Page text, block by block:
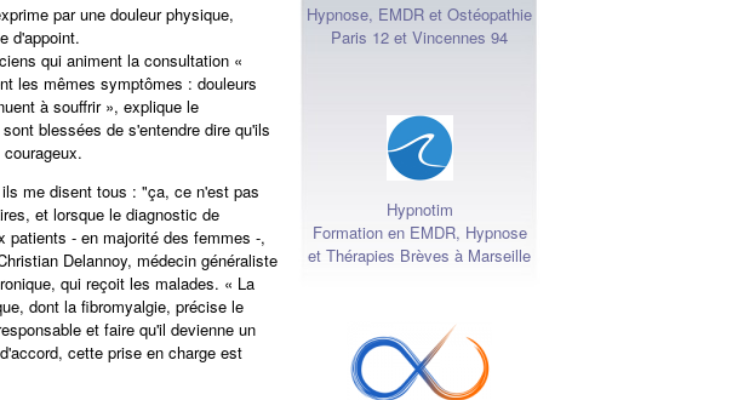
par une douleur physique,
d'appoint.
qui animent la consultation «
les mêmes symptômes : douleurs
à souffrir », explique le
blessées de s'entendre dire qu'ils
me disent tous : "ça, ce n'est pas
et lorsque le diagnostic de
patients - en majorité des femmes -,
Delannoy, médecin généraliste
qui reçoit les malades. « La
dont la fibromyalgie, précise le
et faire qu'il devienne un
cette prise en charge est
Hypnose, EMDR et Ostéopathie
Paris 12 et Vincennes 94
Hypnotim
Formation en EMDR, Hypnose
et Thérapies Brèves à Marseille